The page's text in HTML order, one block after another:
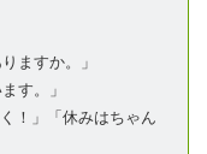
ますか。」
す。」
！」「休みはちゃん